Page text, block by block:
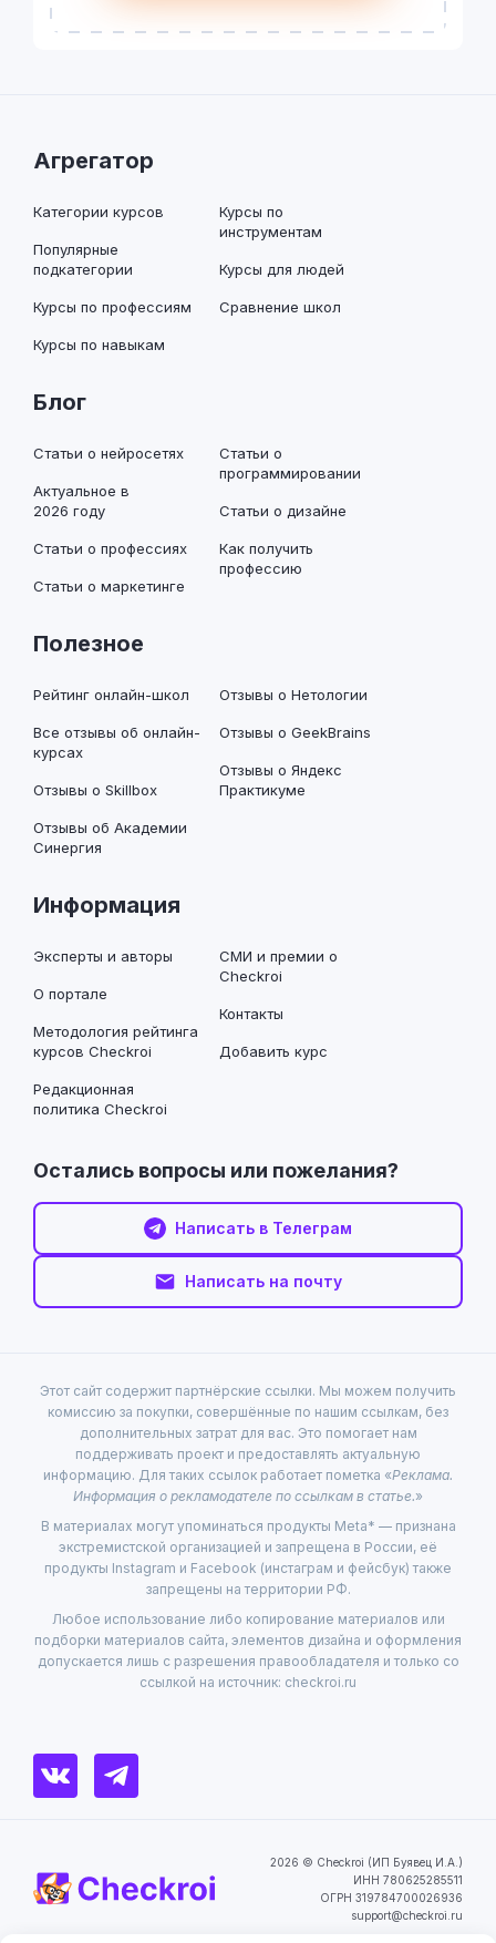
Агрегатор
Категории курсов
Популярные
подкатегории
Курсы по профессиям
Курсы по навыкам
Курсы по
инструментам
Курсы для людей
Сравнение школ
Блог
Статьи о нейросетях
Актуальное в
2026 году
Статьи о профессиях
Статьи о маркетинге
Статьи о
программировании
Статьи о дизайне
Как получить
профессию
Полезное
Рейтинг онлайн-школ
Все отзывы об онлайн-
курсах
Отзывы о Skillbox
Отзывы об Академии
Синергия
Отзывы о Нетологии
Отзывы о GeekBrains
Отзывы о Яндекс
Практикуме
Информация
Эксперты и авторы
О портале
Методология рейтинга
курсов Checkroi
Редакционная
политика Checkroi
СМИ и премии о
Checkroi
Контакты
Добавить курс
Остались вопросы или пожелания?
Написать в Телеграм
Написать на почту
Этот сайт содержит партнёрские ссылки. Мы можем получить
комиссию за покупки, совершённые по нашим ссылкам, без
дополнительных затрат для вас. Это помогает нам
поддерживать проект и предоставлять актуальную
информацию. Для таких ссылок работает пометка «Реклама.
Информация о рекламодателе по ссылкам в статье.»
В материалах могут упоминаться продукты Meta* — признана
экстремистской организацией и запрещена в России, её
продукты Instagram и Facebook (инстаграм и фейсбук) также
запрещены на территории РФ.
Любое использование либо копирование материалов или
подборки материалов сайта, элементов дизайна и оформления
допускается лишь с разрешения правообладателя и только со
ссылкой на источник: checkroi.ru
2026 © Checkroi (ИП Буявец И.А.)
ИНН 780625285511
ОГРН 319784700026936
support@checkroi.ru